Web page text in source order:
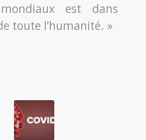
est dans
toute l’humanité. »